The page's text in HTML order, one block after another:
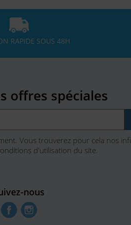
RAPIDE SOUS 48H
offres spéciales
Vous trouverez pour cela nos
d'utilisation du site.
nous
FacebookInstagram